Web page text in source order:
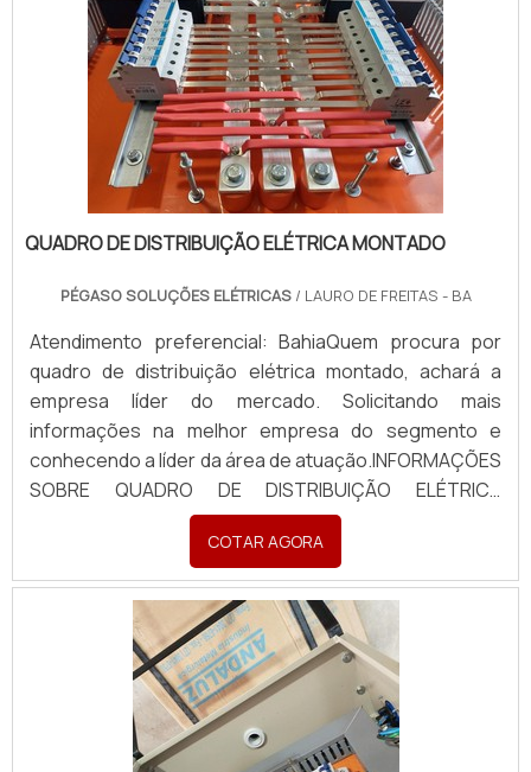
QUADRO DE DISTRIBUIÇÃO ELÉTRICA MONTADO
PÉGASO SOLUÇÕES ELÉTRICAS / LAURO DE FREITAS - BA
Atendimento preferencial: BahiaQuem procura por
quadro de distribuição elétrica montado, achará a
empresa líder do mercado. Solicitando mais
informações na melhor empresa do segmento e
conhecendo a líder da área de atuação.INFORMAÇÕES
SOBRE QUADRO DE DISTRIBUIÇÃO ELÉTRICA
MONTADOQuem busca por quadro de distribuição
elétrica montado em uma empresa inovadora,
descobre a Pégaso Soluções Elétricas. Uma empresa
com alto know-how em banco de...
COTAR AGORA